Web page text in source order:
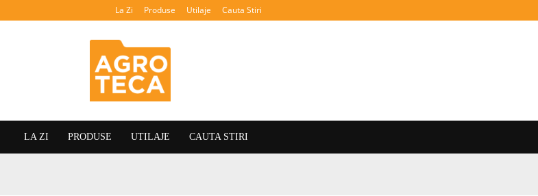
La Zi Produse Utilaje Cauta Stiri
LA ZI PRODUSE UTILAJE CAUTA STIRI